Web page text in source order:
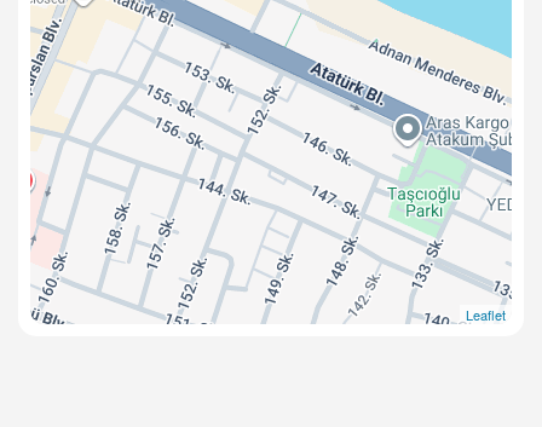
Leaflet